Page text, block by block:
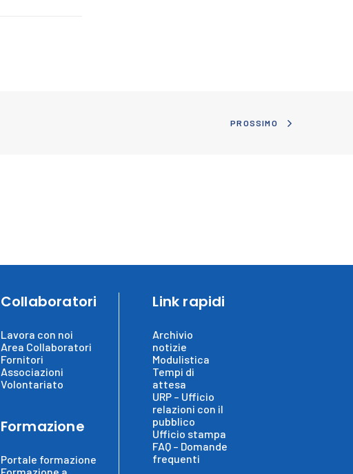
PROSSIMO
Collaboratori
Lavora con noi
Area Collaboratori
Fornitori
Associazioni
Volontariato
Formazione
Portale formazione
Link rapidi
Archivio
notizie
Modulistica
Tempi di
attesa
URP – Ufficio
relazioni con il
pubblico
Ufficio stampa
FAQ – Domande
frequenti